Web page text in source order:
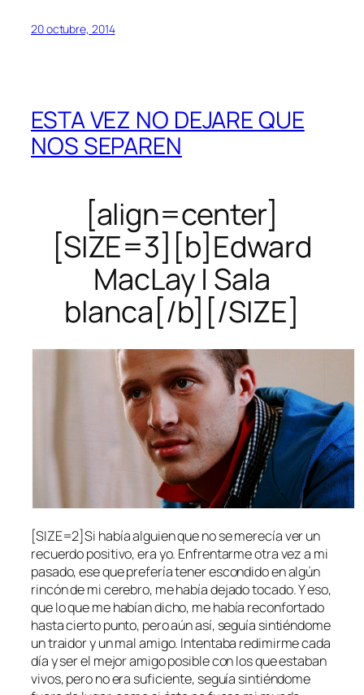
20 octubre, 2014
ESTA VEZ NO DEJARE QUE
NOS SEPAREN
[align=center]
[SIZE=3][b]Edward
MacLay | Sala
blanca[/b][/SIZE]
[SIZE=2]Si había alguien que no se merecía ver un
recuerdo positivo, era yo. Enfrentarme otra vez a mi
pasado, ese que prefería tener escondido en algún
rincón de mi cerebro, me había dejado tocado. Y eso,
que lo que me habían dicho, me había reconfortado
hasta cierto punto, pero aún así, seguía sintiéndome
un traidor y un mal amigo. Intentaba redimirme cada
día y ser el mejor amigo posible con los que estaban
vivos, pero no era suficiente, seguía sintiéndome